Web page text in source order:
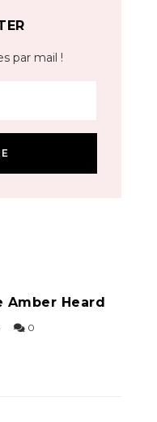
par mail !
Amber Heard
0